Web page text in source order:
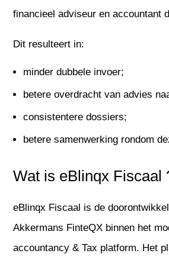
financieel adviseur en accountant
Dit resulteert in:
minder dubbele invoer;
betere overdracht van advies
consistentere dossiers;
betere samenwerking rondom
Wat is eBlinqx Fiscaal
eBlinqx Fiscaal is de
Akkermans FinteQX binnen het
accountancy & Tax platform. Het